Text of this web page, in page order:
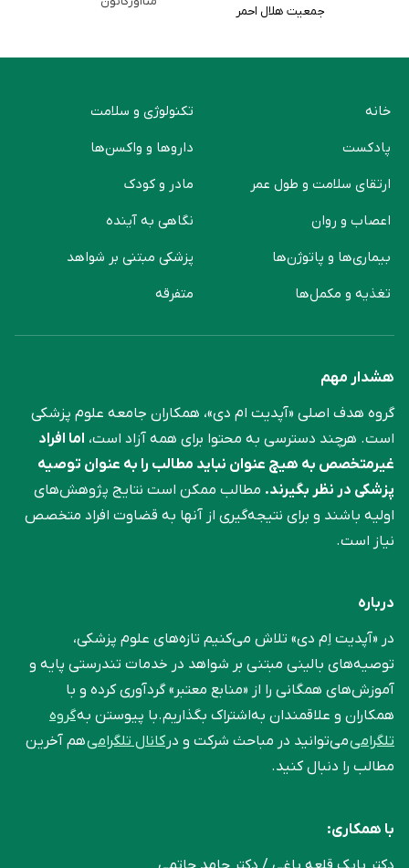
جمعیت هلال احمر
خانه
پادکست
ارتقای سلامت و طول عمر
اعصاب و روان
بیماری‌ها و پاتوژن‌ها
تغذیه و مکمل‌ها
تکنولوژی و سلامت
دارو‌ها و واکسن‌ها
مادر و کودک
نگاهی به آینده
پزشکی مبتنی بر شواهد
متفرقه
هشدار مهم
گروه هدف اصلی «آپدیت ام دی»، همکاران جامعه علوم ‌پزشکی
است. هرچند دسترسی به محتوا برای همه آزاد است، اما افراد
غیرمتخصص به هیچ عنوان نباید مطالب را به عنوان توصیه
پزشکی در نظر بگیرند. مطالب ممکن است نتایج پژوهش‌های
اولیه باشند و برای نتیجه‌گیری از آنها به قضاوت افراد متخصص
نیاز است.
درباره
در «آپدیت اِم دی» تلاش می‌کنیم تازه‌های علوم پزشکی،
توصیه‌های بالینی مبتنی بر شواهد در خدمات تندرستی پایه و
آموزش‌های همگانی را از «منابع معتبر» گردآوری کرده و با
همکاران و علاقمندان به‌اشتراک بگذاریم.با پیوستن بهگروه
تلگرامیمی‌توانید در مباحث شرکت و درکانال تلگرامیهم آخرین
مطالب را دنبال کنید.
با همکاری: